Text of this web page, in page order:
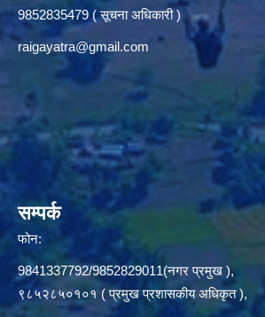
9852835479 ( सूचना अधिकारी )
raigayatra@gmail.com
सम्पर्क
फोन:
9841337792/9852829011(नगर प्रमुख ),
९८५२८५०१०१ ( प्रमुख प्रशासकीय अधिकृत ),